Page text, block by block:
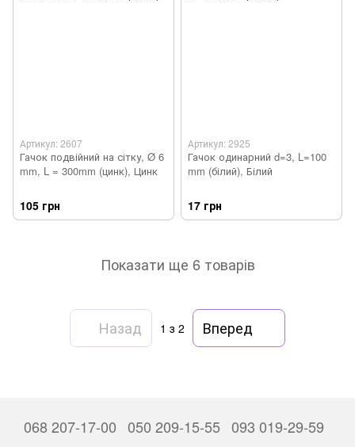
Артикул: 2607
Гачок подвійний на сітку, Ø 6
mm, L = 300mm (цинк), Цинк
105 грн
Артикул: 2925
Гачок одинарний d=3, L=100
mm (білий), Білий
17 грн
Показати ще 6 товарів
Назад 1 з 2 Вперед
068 207-17-00 050 209-15-55 093 019-29-59